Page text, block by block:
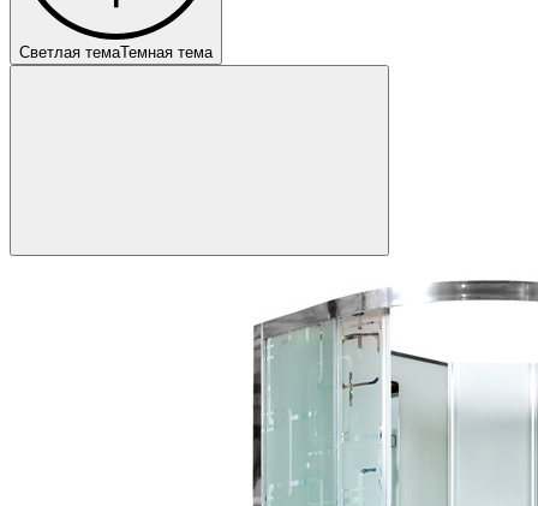
Светлая темаТемная тема